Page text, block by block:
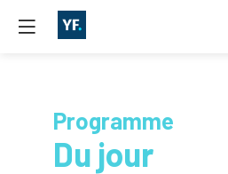
Programme
Du jour